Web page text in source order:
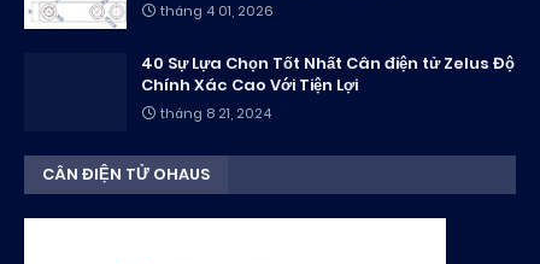
tháng 4 01, 2026
40 Sự Lựa Chọn Tốt Nhất Cân điện tử Zelus Độ
Chính Xác Cao Với Tiện Lợi
tháng 8 21, 2024
CÂN ĐIỆN TỬ OHAUS